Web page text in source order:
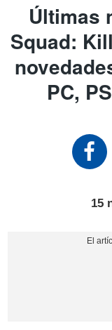
Últimas
Squad:
PC,
15